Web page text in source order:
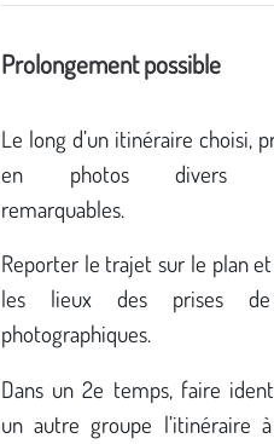
Prolongement possible
Le long d’un itinéraire choisi,
en photos divers
remarquables.
Reporter le trajet sur le plan
les lieux des prises
photographiques.
Dans un 2e temps, faire
un autre groupe l’itinéraire à